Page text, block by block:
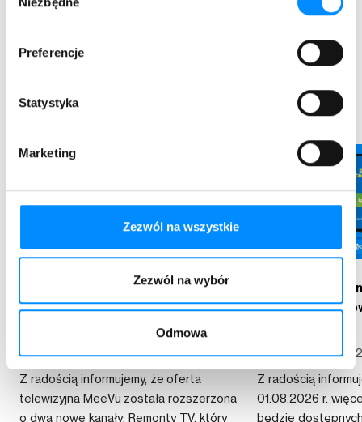
zgody
Preferencje
Statystyka
Marketing
Zezwól na wszystkie
Zezwól na wybór
Odmowa
Przeczytaj również
Dwa nowe kanały w ofercie MeeVu
id ASTA-NET: NewsMax Polska i
poniedziałek, 03.08.2026
Z radością informujemy, że oferta
telewizyjna MeeVu została rozszerzona
o dwa nowe kanały: Remonty TV, który
Większa
w pakietach
piątek,
Z radością
01.08.2026 r.
będzie